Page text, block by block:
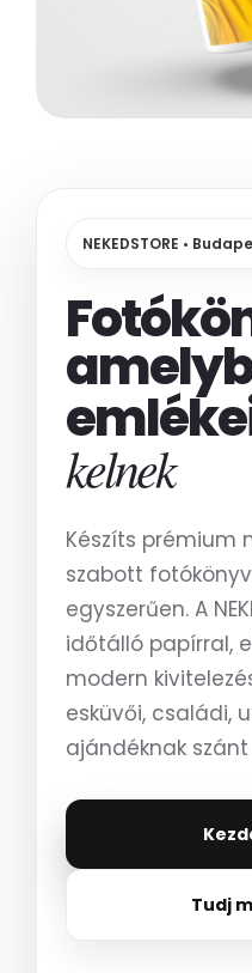
NEKEDSTORE •
kelnek
Készíts prémium
szabott
egyszerűen. A
időtálló papírral,
modern
esküvői, családi,
ajándéknak
Tudj